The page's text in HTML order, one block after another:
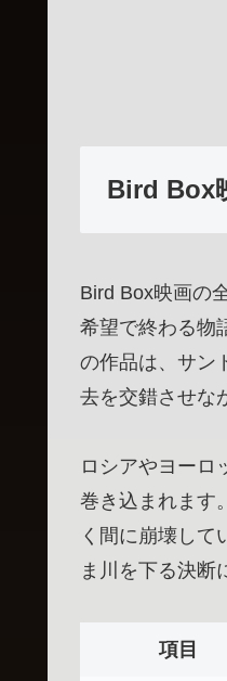
Bird Box
Bird Box映画の
希望で終わる物
の作品は、サン
去を交錯させな
ロシアやヨーロ
巻き込まれます
く間に崩壊して
ま川を下る決断
項目